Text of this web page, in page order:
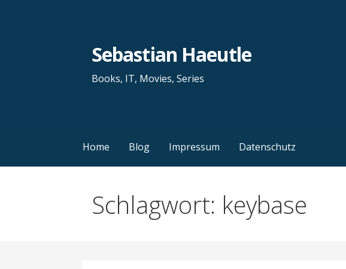
Sebastian Haeutle
Books, IT, Movies, Series
Home Blog Impressum Datenschutz
Schlagwort: keybase